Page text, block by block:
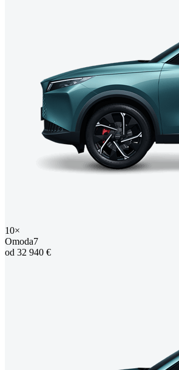
10×
Omoda7
od 32 940 €